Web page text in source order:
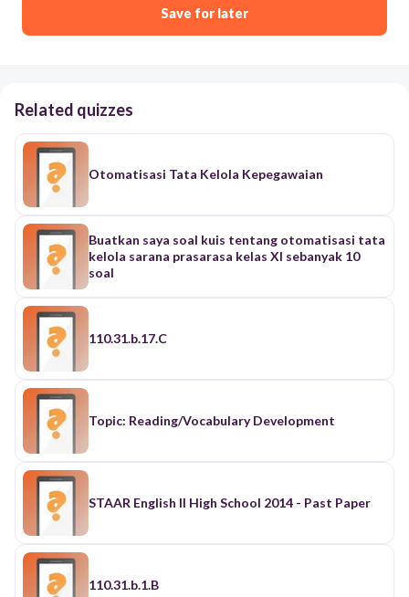
Save for later
Related quizzes
Otomatisasi Tata Kelola Kepegawaian
Buatkan saya soal kuis tentang otomatisasi tata
kelola sarana prasarasa kelas XI sebanyak 10
soal
110.31.b.17.C
Topic: Reading/Vocabulary Development
STAAR English II High School 2014 - Past Paper
110.31.b.1.B